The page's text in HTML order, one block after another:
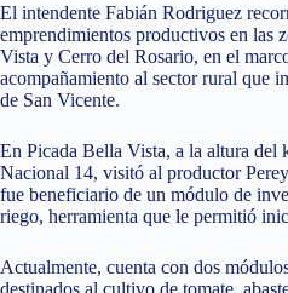
El intendente Fabián Rodriguez
emprendimientos productivos en las
Vista y Cerro del Rosario, en el
acompañamiento al sector rural que
de San Vicente.
En Picada Bella Vista, a la altura del
Nacional 14, visitó al productor
fue beneficiario de un módulo de
riego, herramienta que le permitió
Actualmente, cuenta con dos
destinados al cultivo de tomate,